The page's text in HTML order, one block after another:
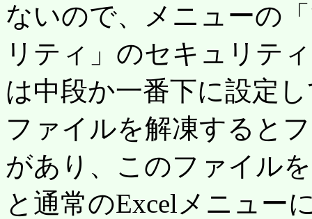
ないので、メニューの
リティ」のセキュリテ
は中段か一番下に設定
ファイルを解凍すると
があり、このファイル
と通常のExcelメニュー